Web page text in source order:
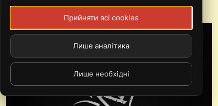
Прийняти всі cookies
Лише аналітика
Лише необхідні